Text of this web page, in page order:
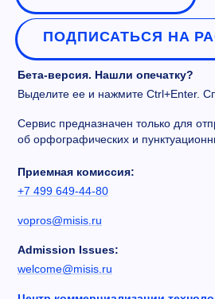
ПОДПИСАТЬСЯ НА
Бета-версия. Нашли опечатку?
Выделите ее и нажмите Ctrl+Enter.
Сервис предназначен только для
об орфографических и
Приемная комиссия:
+7 499 649-44-80
vopros@misis.ru
Admission Issues:
welcome@misis.ru